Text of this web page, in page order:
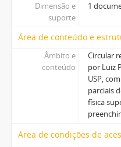
Dimensão e
suporte
1
Área de conteúdo e
Âmbito e
conteúdo
Circular
por Luiz
USP,
parciais
física
Área de condições de